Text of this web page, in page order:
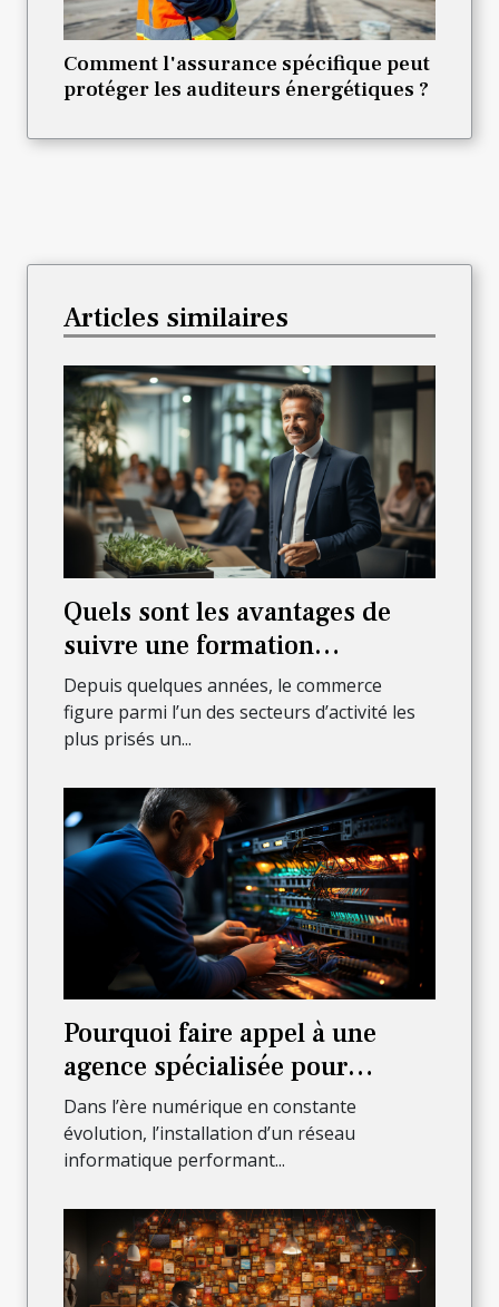
Comment l'assurance spécifique peut
protéger les auditeurs énergétiques ?
Articles similaires
Quels sont les avantages de
suivre une formation
commerciale ?
Depuis quelques années, le commerce
figure parmi l’un des secteurs d’activité les
plus prisés un...
Pourquoi faire appel à une
agence spécialisée pour
l’installation complète de votre
réseau informatique ?
Dans l’ère numérique en constante
évolution, l’installation d’un réseau
informatique performant...